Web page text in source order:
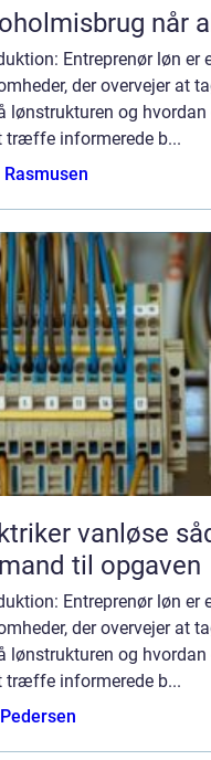
Entreprenør løn er
der overvejer at
lønstrukturen og
træffe informerede b...
vanløse sådan vælger du den rette
til opgaven
Entreprenør løn er
der overvejer at
lønstrukturen og
træffe informerede b...